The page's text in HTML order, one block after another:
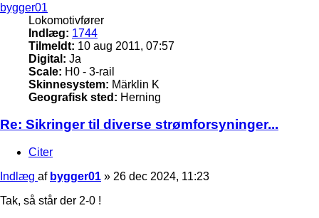
bygger01
Lokomotivfører
Indlæg: 1744
Tilmeldt: 10 aug 2011, 07:57
Digital: Ja
Scale: H0 - 3-rail
Skinnesystem: Märklin K
Geografisk sted: Herning
Re: Sikringer til diverse strømforsyninger...
Citer
Indlæg af bygger01 » 26 dec 2024, 11:23
Tak, så står der 2-0 !